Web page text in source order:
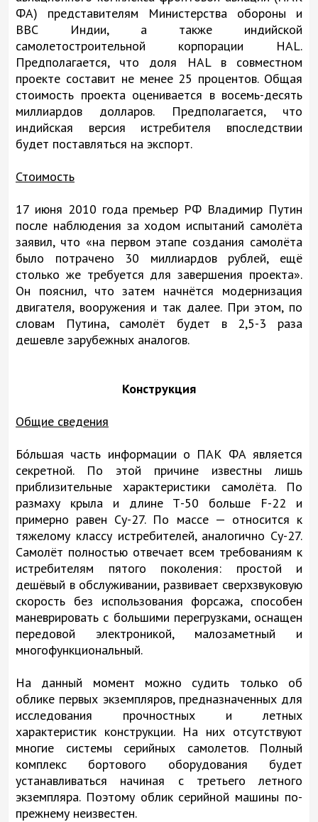
ФА) представителям Министерства обороны и
ВВС Индии, а также индийской
самолетостроительной корпорации HAL.
Предполагается, что доля HAL в совместном
проекте составит не менее 25 процентов. Общая
стоимость проекта оценивается в восемь-десять
миллиардов долларов. Предполагается, что
индийская версия истребителя впоследствии
будет поставляться на экспорт.
Стоимость
17 июня 2010 года премьер РФ Владимир Путин
после наблюдения за ходом испытаний самолёта
заявил, что «на первом этапе создания самолёта
было потрачено 30 миллиардов рублей, ещё
столько же требуется для завершения проекта».
Он пояснил, что затем начнётся модернизация
двигателя, вооружения и так далее. При этом, по
словам Путина, самолёт будет в 2,5-3 раза
дешевле зарубежных аналогов.
Конструкция
Общие сведения
Бо́льшая часть информации о ПАК ФА является
секретной. По этой причине известны лишь
приблизительные характеристики самолёта. По
размаху крыла и длине Т-50 больше F-22 и
примерно равен Су-27. По массе — относится к
тяжелому классу истребителей, аналогично Су-27.
Самолёт полностью отвечает всем требованиям к
истребителям пятого поколения: простой и
дешёвый в обслуживании, развивает сверхзвуковую
скорость без использования форсажа, способен
маневрировать с большими перегрузками, оснащен
передовой электроникой, малозаметный и
многофункциональный.
На данный момент можно судить только об
облике первых экземпляров, предназначенных для
исследования прочностных и летных
характеристик конструкции. На них отсутствуют
многие системы серийных самолетов. Полный
комплекс бортового оборудования будет
устанавливаться начиная с третьего летного
экземпляра. Поэтому облик серийной машины по-
прежнему неизвестен.